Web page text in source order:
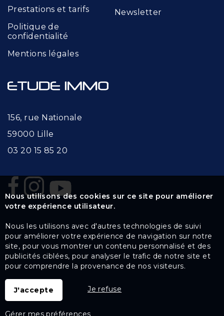
Prestations et tarifs
Politique de
confidentialité
Mentions légales
Newsletter
156, rue Nationale
59000 Lille
03 20 15 85 20
Nous utilisons des cookies sur ce site pour améliorer
votre expérience utilisateur.
Nous les utilisons avec d'autres technologies de suivi
pour améliorer votre expérience de navigation sur notre
site, pour vous montrer un contenu personnalisé et des
publicités ciblées, pour analyser le trafic de notre site et
pour comprendre la provenance de nos visiteurs.
J'accepte Je refuse
Gérer mes préférences